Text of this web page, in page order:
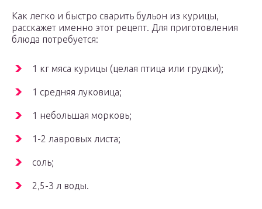
Как легко и быстро сварить бульон из курицы,
расскажет именно этот рецепт. Для приготовления
блюда потребуется:
1 кг мяса курицы (целая птица или грудки);
1 средняя луковица;
1 небольшая морковь;
1-2 лавровых листа;
соль;
2,5-3 л воды.